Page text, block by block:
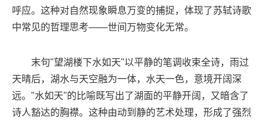
呼应。这种对自然现象瞬息万变的捕捉，体现了苏轼诗歌
中常见的哲理思考——世间万物变化无常。
末句"望湖楼下水如天"以平静的笔调收束全诗，雨过
天晴后，湖水与天空融为一体，水天一色，意境开阔深
远。"水如天"的比喻既写出了湖面的平静开阔，又暗含了
诗人豁达的胸襟。这种由动到静的艺术处理，形成了强烈